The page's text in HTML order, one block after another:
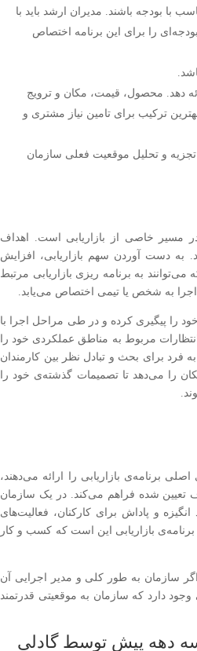
با بودجه باشند. مدیران ارشد باید با
را برای این برنامه اختصاص
دهد. محصول، قیمت، مکان و ترویج
ترکیب برای تامین نیاز مشتری و
تجزیه و تحلیل موقعیت فعلی سازمان
مسیر خاصی از بازاریابی است. اهداف
به دست آوردن سهم بازاریابی، افزایش
به برنامه ریزی بازاریابی مرتبط
به شخص یا تیمی اختصاص می‌یابد.
را پیگیری کرده و در طی مراحل اجرا با
مربوط به مناطق عملکردی خود را
فرد برای بحث و تبادل نظر بین کارمندان
را می‌دهد تا تصمیمات گذشته‌ی خود را
برنامه‌ی بازاریابی را ارائه می‌دهند،
تعیین شده فراهم می‌کند. در یک سازمان
و پاداش برای کارکنان، فعالیت‌های
بازاریابی این است که کسب و کار
سازمان به طور کلی و مدیر اجرایی آن
دارد که سازمان به موقعیتی قدرتمند
دهه پیش توسط گادلی